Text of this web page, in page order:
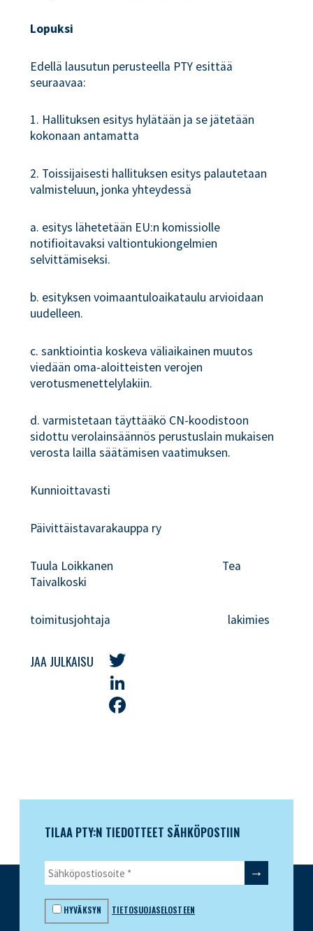
Lopuksi
Edellä lausutun perusteella PTY esittää
seuraavaa:
1. Hallituksen esitys hylätään ja se jätetään
kokonaan antamatta
2. Toissijaisesti hallituksen esitys palautetaan
valmisteluun, jonka yhteydessä
a. esitys lähetetään EU:n komissiolle
notifioitavaksi valtiontukiongelmien
selvittämiseksi.
b. esityksen voimaantuloaikataulu arvioidaan
uudelleen.
c. sanktiointia koskeva väliaikainen muutos
viedään oma-aloitteisten verojen
verotusmenettelylakiin.
d. varmistetaan täyttääkö CN-koodistoon
sidottu verolainsäännös perustuslain mukaisen
verosta lailla säätämisen vaatimuksen.
Kunnioittavasti
Päivittäistavarakauppa ry
Tuula Loikkanen Tea
Taivalkoski
toimitusjohtaja lakimies
JAA JULKAISU
Twitter
LinkedIn
TILAA PTY:N TIEDOTTEET SÄHKÖPOSTIIN
HYVÄKSYN TIETOSUOJASELOSTEEN